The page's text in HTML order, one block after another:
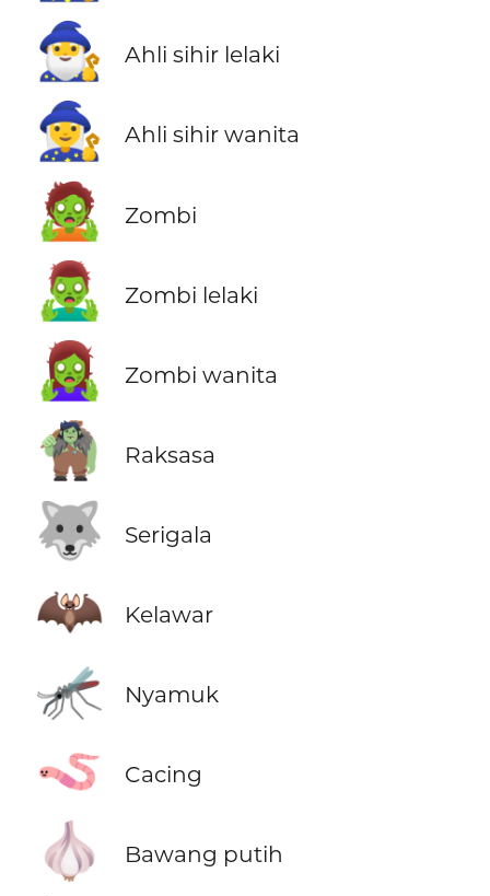
🧙‍♂️
Ahli sihir lelaki
🧙‍♀️ Ahli sihir wanita
🧟 Zombi
🧟‍♂️ Zombi lelaki
🧟‍♀️ Zombi wanita
🧌 Raksasa
🐺 Serigala
🦇 Kelawar
🦟 Nyamuk
🪱 Cacing
🧄 Bawang putih